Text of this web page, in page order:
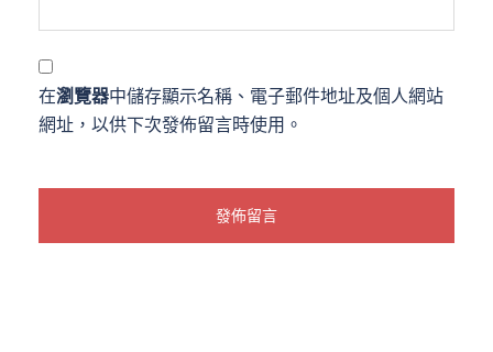
在瀏覽器中儲存顯示名稱、電子郵件地址及個人網站
網址，以供下次發佈留言時使用。